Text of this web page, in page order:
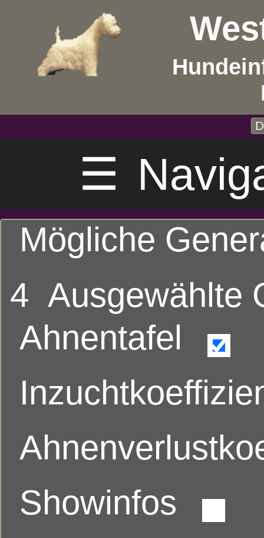
☰
Mögliche
4
Ahnentafel
Showinfos